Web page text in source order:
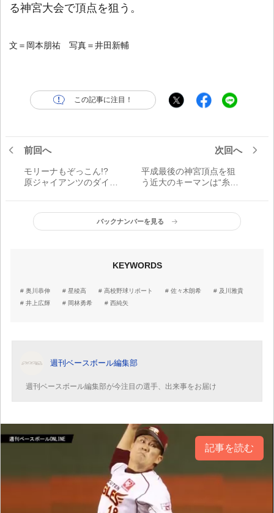
る神宮大会で頂点を狙う。
文＝岡本朋祐 写真＝井田新輔
この記事に注目！
前回へ
モリーナもぞっこん!?
原ジャイアンツのダイヤ
次回へ
平成最後の神宮頂点を狙
う近大のキーマンは“糸井
バックナンバーを見る
KEYWORDS
奥川恭伸 星稜高 高校野球リポート 佐々木朗希
及川雅貴
井上広輝
岡林勇希 西純矢
週刊ベースボール編集部
週刊ベースボール編集部が今注目の選手、出来事をお届け
記事を読む